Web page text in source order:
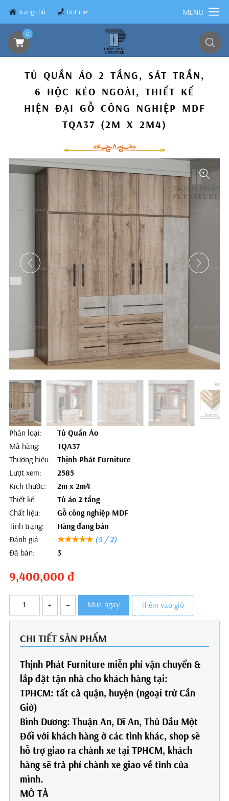
Trang chủ Hotline:
0839.8899.79
MENU
0
TỦ QUẦN ÁO 2 TẦNG, SÁT TRẦN,
6 HỘC KÉO NGOÀI, THIẾT KẾ
HIỆN ĐẠI GỖ CÔNG NGHIỆP MDF
TQA37 (2M X 2M4)
Phân loại:
Tủ Quần Áo
Mã hàng:
TQA37
Thương hiệu:
Thịnh Phát Furniture
Lượt xem:
2585
Kích thước:
2m x 2m4
Thiết kế:
Tủ áo 2 tầng
Chất liệu:
Gỗ công nghiệp MDF
Tình trạng:
Hàng đang bán
Đánh giá:
★★★★★ (5 / 2)
Đã bán:
3
9,400,000 đ
+ – Mua ngay Thêm vào giỏ
CHI TIẾT SẢN PHẨM
Thịnh Phát Furniture miễn phí vận chuyển &
lắp đặt tận nhà cho khách hàng tại:
TPHCM: tất cả quận, huyện (ngoại trừ Cần
Giờ)
Bình Dương: Thuận An, Dĩ An, Thủ Dầu Một
Đối với khách hàng ở các tỉnh khác, shop sẽ
hỗ trợ giao ra chành xe tại TPHCM, khách
hàng sẽ trả phí chành xe giao về tỉnh của
mình.
MÔ TẢ